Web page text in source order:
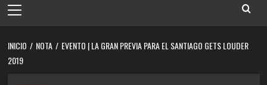
principal
INICIO NOTA
EVENTO | LA GRAN PREVIA PARA EL SANTIAGO GETS LOUDER
2019